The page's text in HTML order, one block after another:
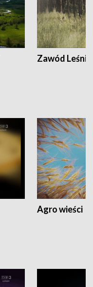
Zawód Leśnik
Agro wieści